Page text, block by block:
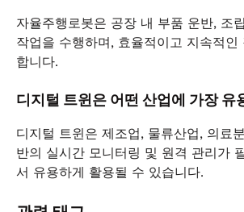
자율주행로봇은 공장 내 부품 운반, 조
작업을 수행하며, 효율적이고 지속적인
합니다.
디지털 트윈은 어떤 산업에 가장 유
디지털 트윈은 제조업, 물류산업, 의료
반의 실시간 모니터링 및 원격 관리가
서 유용하게 활용될 수 있습니다.